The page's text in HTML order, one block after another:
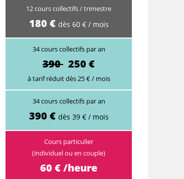
12 cours collectifs / trimestre
180 € dès 60 € / mois
34 cours collectifs par an
390 250 €
à tarif réduit dès 25 € / mois
34 cours collectifs par an
390 € dès 39 € / mois
Cours particulier
(individuel ou en couple)
60 € /heure